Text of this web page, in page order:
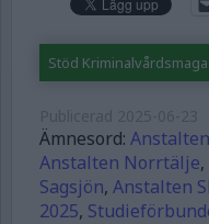
Stöd
Ämnesord:
Anstalten Norrtälje,
Sagsjön, Anstalten
2025,